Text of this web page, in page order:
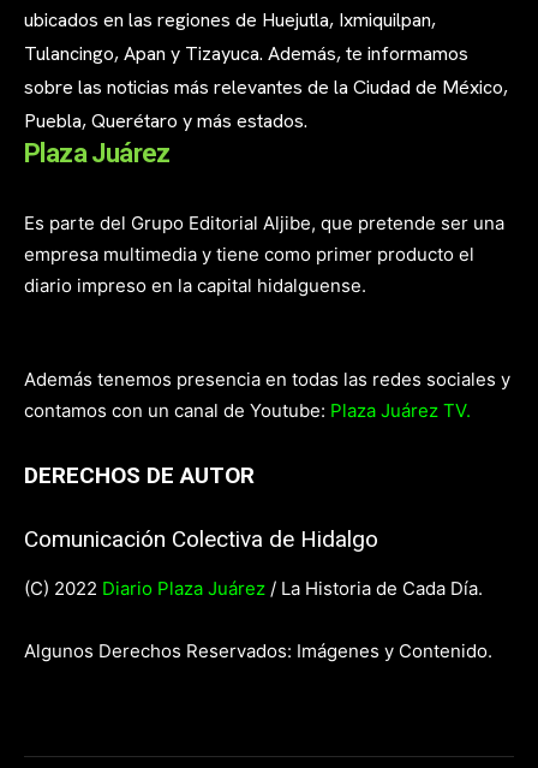
ubicados en las regiones de Huejutla, Ixmiquilpan,
Tulancingo, Apan y Tizayuca. Además, te informamos
sobre las noticias más relevantes de la Ciudad de México,
Puebla, Querétaro y más estados.
Plaza Juárez
Es parte del Grupo Editorial Aljibe, que pretende ser una
empresa multimedia y tiene como primer producto el
diario impreso en la capital hidalguense.
Además tenemos presencia en todas las redes sociales y
contamos con un canal de Youtube: Plaza Juárez TV.
DERECHOS DE AUTOR
Comunicación Colectiva de Hidalgo
(C) 2022 Diario Plaza Juárez / La Historia de Cada Día.
Algunos Derechos Reservados: Imágenes y Contenido.